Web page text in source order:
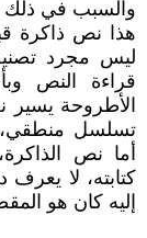
والسبب في ذلك
هذا نص ذاكرة
ليس مجرد
قراءة النص
الأطروحة
تسلسل منطقي،
أما نص
كتابته، لا
إليه كان هو